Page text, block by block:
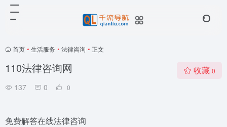
首页 • 生活服务 • 法律咨询 • 正文
110法律咨询网
137 0 0
收藏 0
免费解答在线法律咨询